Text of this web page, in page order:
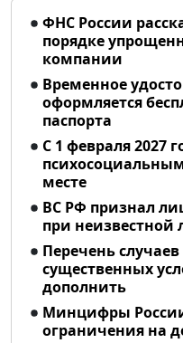
ФНС России
порядке
компании
Временное
оформляется
паспорта
С 1 февраля 2027
месте
ВС РФ признал
при неизвестной
Перечень
существенных
дополнить
Минцифры
ограничения на